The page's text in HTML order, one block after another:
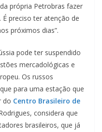
própria Petrobras fazer
preciso ter atenção de
próximos dias”.
pode ter suspendido
mercadológicas e
Os russos
para uma estação que
do Centro Brasileiro de
considera que
brasileiros, que já